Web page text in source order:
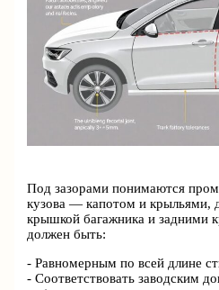
Под зазорами понимаются
кузова — капотом и крыльями,
крышкой багажника и задними
должен быть:
- Равномерным по всей длине
- Соответствовать заводским